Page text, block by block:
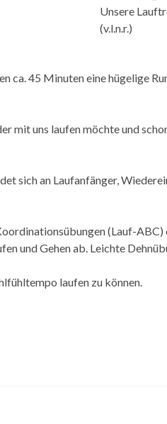
Unsere
(v.l.n.r.)
ca. 45 Minuten eine hügelige
mit uns laufen möchte und
sich an Laufanfänger,
(Lauf-
und Gehen ab. Leichte
laufen zu können.